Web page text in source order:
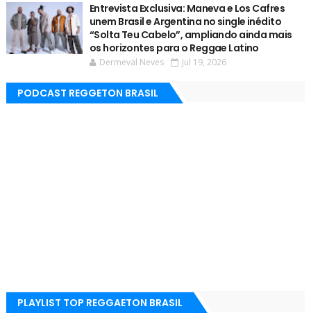
Entrevista Exclusiva: Maneva e Los Cafres
unem Brasil e Argentina no single inédito
“Solta Teu Cabelo”, ampliando ainda mais
os horizontes para o Reggae Latino
Dermeval Neves Jul 19, 2026
PODCAST REGGETON BRASIL
PLAYLIST TOP REGGAETON BRASIL